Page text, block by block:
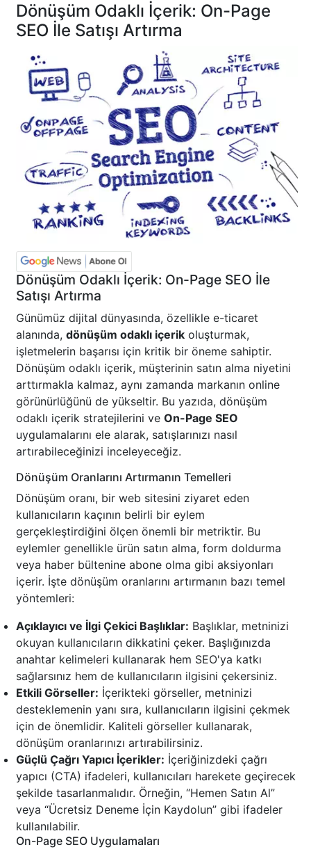
Dönüşüm Odaklı İçerik: On-Page
SEO İle Satışı Artırma
Dönüşüm Odaklı İçerik: On-Page SEO İle
Satışı Artırma
Günümüz dijital dünyasında, özellikle e-ticaret
alanında, dönüşüm odaklı içerik oluşturmak,
işletmelerin başarısı için kritik bir öneme sahiptir.
Dönüşüm odaklı içerik, müşterinin satın alma niyetini
arttırmakla kalmaz, aynı zamanda markanın online
görünürlüğünü de yükseltir. Bu yazıda, dönüşüm
odaklı içerik stratejilerini ve On-Page SEO
uygulamalarını ele alarak, satışlarınızı nasıl
artırabileceğinizi inceleyeceğiz.
Dönüşüm Oranlarını Artırmanın Temelleri
Dönüşüm oranı, bir web sitesini ziyaret eden
kullanıcıların kaçının belirli bir eylem
gerçekleştirdiğini ölçen önemli bir metriktir. Bu
eylemler genellikle ürün satın alma, form doldurma
veya haber bültenine abone olma gibi aksiyonları
içerir. İşte dönüşüm oranlarını artırmanın bazı temel
yöntemleri:
Açıklayıcı ve İlgi Çekici Başlıklar: Başlıklar, metninizi
okuyan kullanıcıların dikkatini çeker. Başlığınızda
anahtar kelimeleri kullanarak hem SEO'ya katkı
sağlarsınız hem de kullanıcıların ilgisini çekersiniz.
Etkili Görseller: İçerikteki görseller, metninizi
desteklemenin yanı sıra, kullanıcıların ilgisini çekmek
için de önemlidir. Kaliteli görseller kullanarak,
dönüşüm oranlarınızı artırabilirsiniz.
Güçlü Çağrı Yapıcı İçerikler: İçeriğinizdeki çağrı
yapıcı (CTA) ifadeleri, kullanıcıları harekete geçirecek
şekilde tasarlanmalıdır. Örneğin, “Hemen Satın Al”
veya “Ücretsiz Deneme İçin Kaydolun” gibi ifadeler
kullanılabilir.
On-Page SEO Uygulamaları